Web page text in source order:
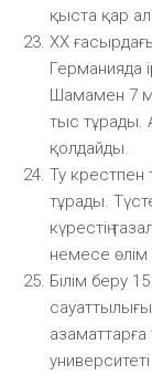
қыста қар
XX
Германияда
Шамамен 7
тыс тұрады.
қолдайды.
Ту крестпен
тұрады.
күрестің
немесе өлім
Білім беру